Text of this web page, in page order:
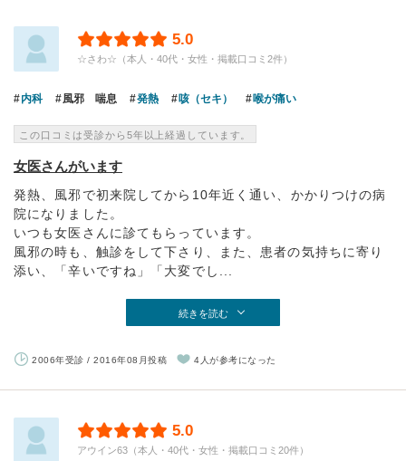
5.0
☆さわ☆（本人・40代・女性・掲載口コミ2件）
内科 風邪 喘息 発熱 咳（セキ） 喉が痛い
この口コミは受診から5年以上経過しています。
女医さんがいます
発熱、風邪で初来院してから10年近く通い、かかりつけの病
院になりました。
いつも女医さんに診てもらっています。
風邪の時も、触診をして下さり、また、患者の気持ちに寄り
添い、「辛いですね」「大変でし...
続きを読む
2006年受診 / 2016年08月投稿 4人が参考になった
5.0
アウイン63（本人・40代・女性・掲載口コミ20件）